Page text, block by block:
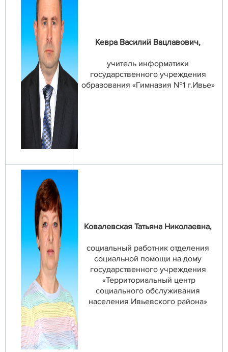
Кевра Василий Вацлавович,
учитель информатики
государственного учреждения
образования «Гимназия №1 г.Ивье»
Ковалевская Татьяна Николаевна,
социальный работник отделения
социальной помощи на дому
государственного учреждения
«Территориальный центр
социального обслуживания
населения Ивьевского района»